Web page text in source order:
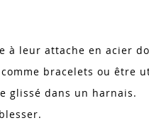
à leur attache en acier
bracelets ou être
glissé dans un harnais.